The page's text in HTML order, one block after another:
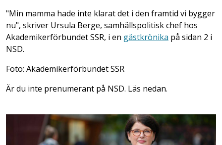
"Min mamma hade inte klarat det i den framtid vi bygger
nu", skriver Ursula Berge, samhällspolitisk chef hos
Akademikerförbundet SSR, i en gästkrönika på sidan 2 i
NSD.
Foto: Akademikerförbundet SSR
Är du inte prenumerant på NSD. Läs nedan.